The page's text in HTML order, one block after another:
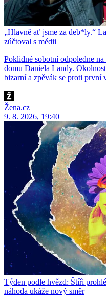
„Hlavně ať jsme za deb*ly.“
zúčtoval s médii
Poklidné sobotní odpoledne
domu Daniela Landy.
bizarní a zpěvák se proti první
Žena.cz
9. 8. 2026, 19:40
Týden podle hvězd: Štíři
náhoda ukáže nový směr